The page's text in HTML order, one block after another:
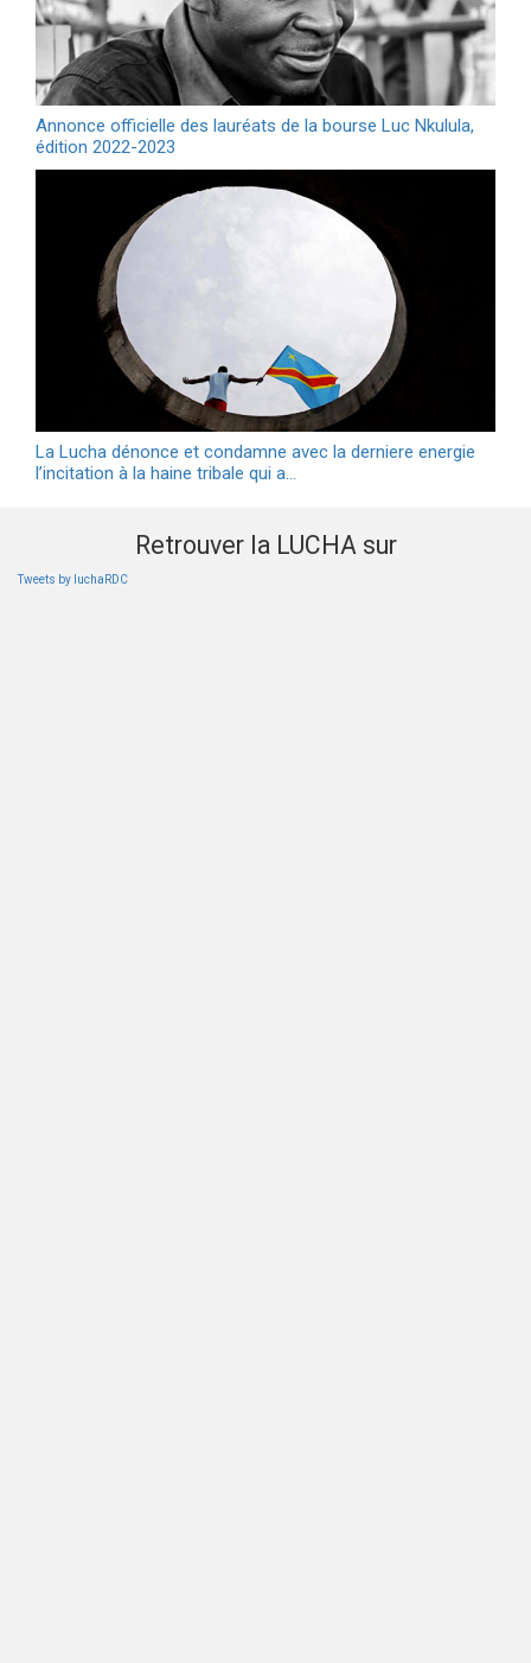
Annonce officielle des lauréats de la bourse Luc Nkulula,
édition 2022-2023
La Lucha dénonce et condamne avec la derniere energie
l’incitation à la haine tribale qui a…
Retrouver la LUCHA sur
Tweets by luchaRDC